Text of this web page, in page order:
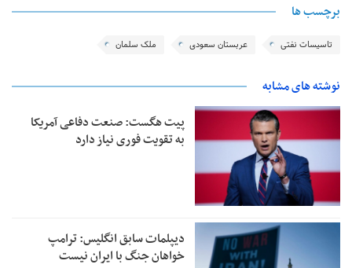
برچسب ها
تاسیسات نفتی عربستان سعودی ملک سلمان
نوشته های مشابه
پیت هگست: صنعت دفاعی آمریکا
به تقویت فوری نیاز دارد
دیپلمات سابق انگلیس:‌ ترامپ
خواهان جنگ با ایران نیست